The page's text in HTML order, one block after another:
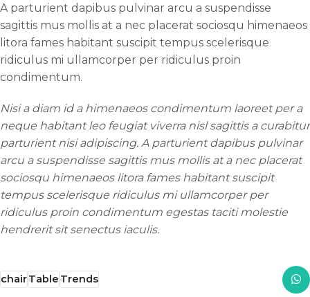
A parturient dapibus pulvinar arcu a suspendisse
sagittis mus mollis at a nec placerat sociosqu himenaeos
litora fames habitant suscipit tempus scelerisque
ridiculus mi ullamcorper per ridiculus proin
condimentum.
Nisi a diam id a himenaeos condimentum laoreet per a
neque habitant leo feugiat viverra nisl sagittis a curabitur
parturient nisi adipiscing. A parturient dapibus pulvinar
arcu a suspendisse sagittis mus mollis at a nec placerat
sociosqu himenaeos litora fames habitant suscipit
tempus scelerisque ridiculus mi ullamcorper per
ridiculus proin condimentum egestas taciti molestie
hendrerit sit senectus iaculis.
chairTableTrends